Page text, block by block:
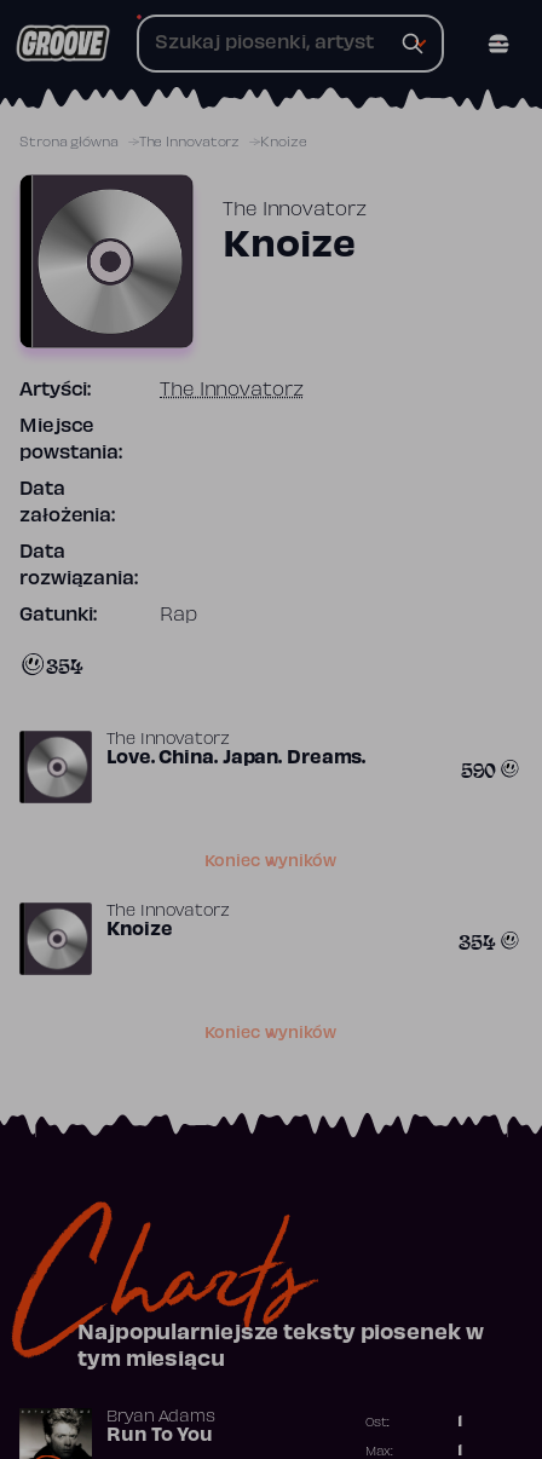
do
Strona główna The Innovatorz Knoize
The Innovatorz
Knoize
Artyści: The Innovatorz
Miejsce
powstania:
Data
założenia:
Data
rozwiązania:
Gatunki: Rap
354
The Innovatorz
Love. China. Japan. Dreams. 590
Koniec wyników
The Innovatorz
Knoize 354
Koniec wyników
Charts
Najpopularniejsze teksty piosenek w
tym miesiącu
Bryan Adams
Run To You
Ost.:
Max: